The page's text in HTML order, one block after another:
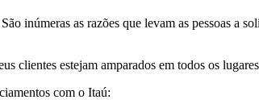
inúmeras as razões que levam as pessoas a
clientes estejam amparados em todos os
com o Itaú: